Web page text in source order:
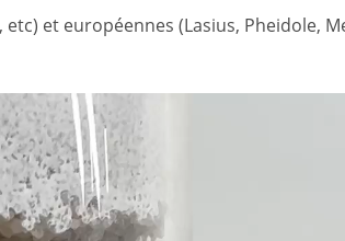
et européennes (Lasius, Pheidole,